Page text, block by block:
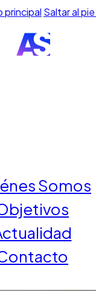
principal Saltar al
Somos